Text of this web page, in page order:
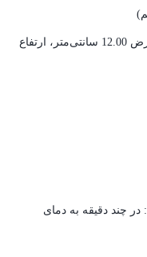
: طول 40.00 سانتی‌متر، عرض 12.00 سانتی‌متر، ارتفاع
: در چند دقیقه به دمای